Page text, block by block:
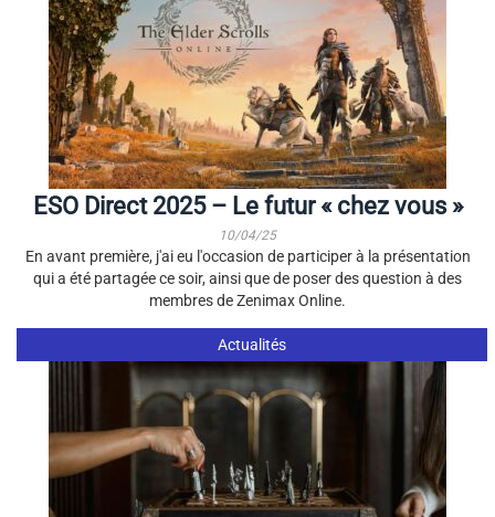
ESO Direct 2025 – Le futur « chez vous »
10/04/25
En avant première, j'ai eu l'occasion de participer à la présentation
qui a été partagée ce soir, ainsi que de poser des question à des
membres de Zenimax Online.
Actualités